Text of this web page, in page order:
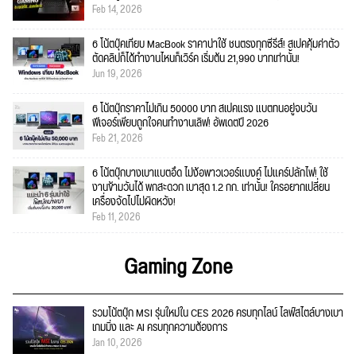
Feb 14, 2026
6 โน้ตบุ๊คเทียบ MacBook ราคาน่าใช้ ชนตรงทุกซีรีส์! สเปคคุ้มค่าตัว
ตัดคลิปก็ได้ทำงานไหนก็เวิร์ค เริ่มต้น 21,990 บาทเท่านั้น!
Jun 19, 2026
6 โน้ตบุ๊กราคาไม่เกิน 50000 บาท สเปคแรง แบตทนอยู่จบวัน
ฟีเจอร์เพียบถูกใจคนทำงานเลิฟ! อัพเดตปี 2026
Feb 21, 2026
6 โน้ตบุ๊กบางเบาแบตอึด ไม่ง้อพาวเวอร์แบงค์ ไม่แคร์ปลั๊กไฟ! ใช้
งานข้ามวันได้ พกสะดวก เบาสุด 1.2 กก. เท่านั้น! ใครอยากเปลี่ยน
เครื่องจัดไปไม่ผิดหวัง!
Feb 11, 2026
Gaming Zone
รวมโน้ตบุ๊ก MSI รุ่นใหม่ใน CES 2026 ครบทุกไลน์ ไลฟ์สไตล์บางเบา
เกมมิ่ง และ AI ครบทุกความต้องการ
Jan 10, 2026